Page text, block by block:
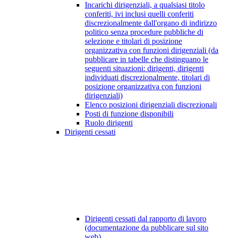
Incarichi dirigenziali, a qualsiasi titolo
conferiti, ivi inclusi quelli conferiti
discrezionalmente dall'organo di indirizzo
politico senza procedure pubbliche di
selezione e titolari di posizione
organizzativa con funzioni dirigenziali (da
pubblicare in tabelle che distinguano le
seguenti situazioni: dirigenti, dirigenti
individuati discrezionalmente, titolari di
posizione organizzativa con funzioni
dirigenziali)
Elenco posizioni dirigenziali discrezionali
Posti di funzione disponibili
Ruolo dirigenti
Dirigenti cessati
Dirigenti cessati dal rapporto di lavoro
(documentazione da pubblicare sul sito